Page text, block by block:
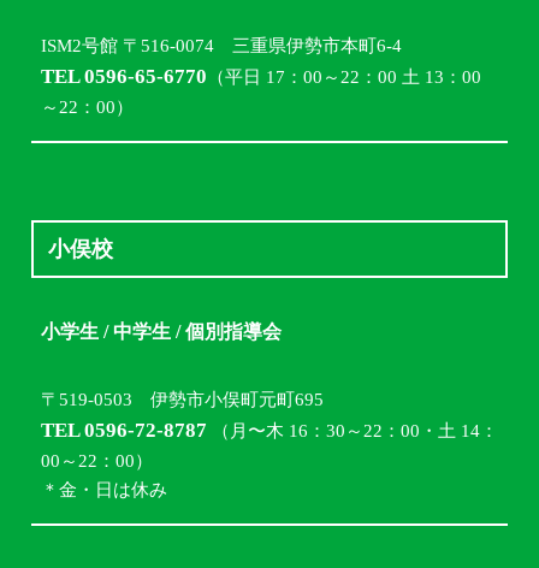
ISM2号館 〒516-0074 三重県伊勢市本町6-4
TEL 0596-65-6770 （平日 17：00～22：00 土 13：00
～22：00）
小俣校
小学生 / 中学生 / 個別指導会
〒519-0503 伊勢市小俣町元町695
TEL 0596-72-8787 （月〜木 16：30～22：00・土 14：
00～22：00）
＊金・日は休み